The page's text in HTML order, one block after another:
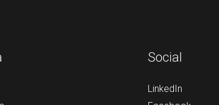
Social
LinkedIn